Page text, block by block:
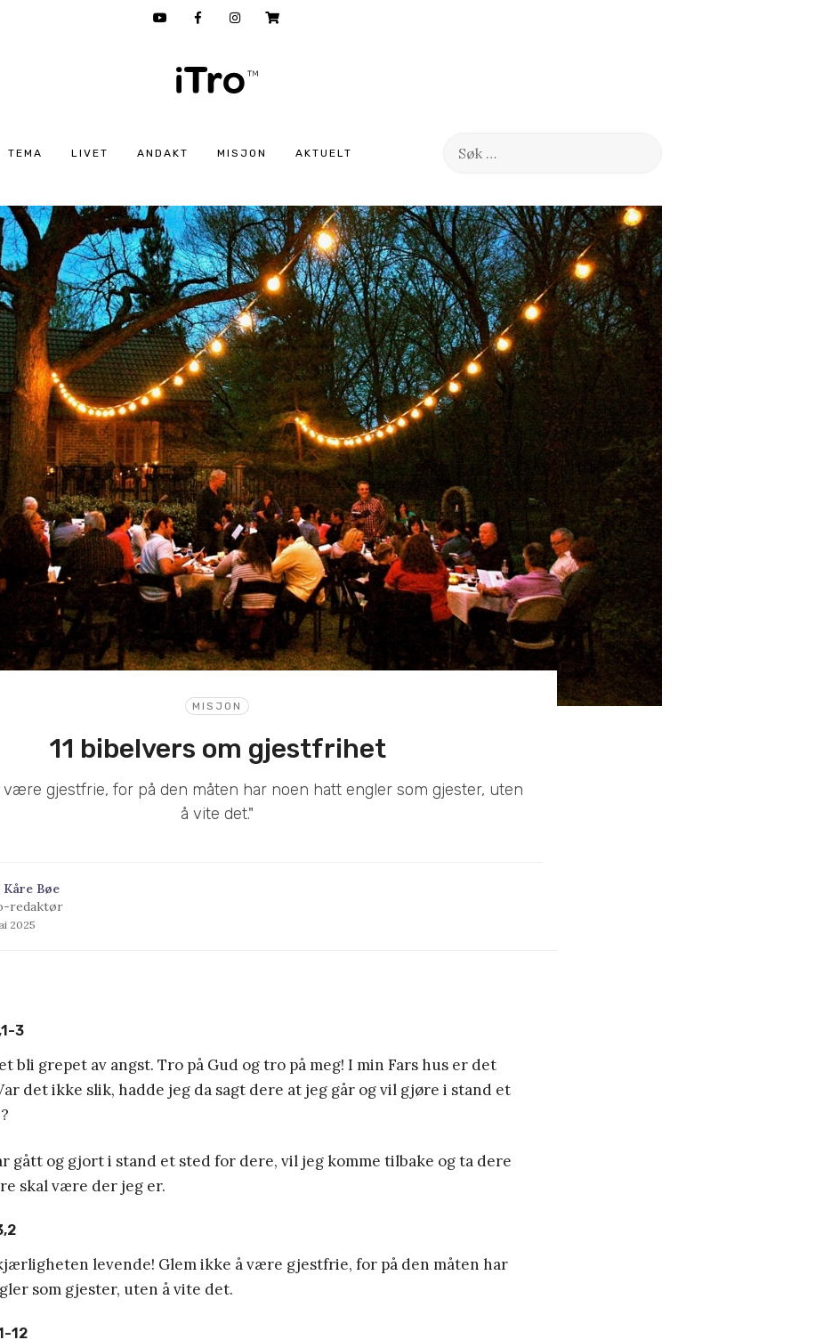
TEMA LIVET ANDAKT MISJON AKTUELT
Søk
MISJON
11 bibelvers om gjestfrihet
være gjestfrie, for på den måten har noen hatt engler som gjester, uten
å vite det."
Kåre Bøe
redaktør
2025
3
bli grepet av angst. Tro på Gud og tro på meg! I min Fars hus er det
det ikke slik, hadde jeg da sagt dere at jeg går og vil gjøre i stand et
gått og gjort i stand et sted for dere, vil jeg komme tilbake og ta dere
skal være der jeg er.
levende! Glem ikke å være gjestfrie, for på den måten har
som gjester, uten å vite det.
12